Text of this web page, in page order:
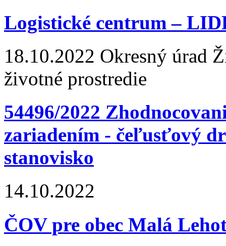
Logistické centrum –
18.10.2022 Okresný úrad
životné prostredie
54496/2022
zariadením - čeľusťový
stanovisko
14.10.2022
ČOV pre obec Malá